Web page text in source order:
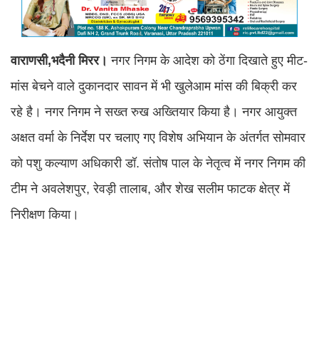
वाराणसी,भदैनी मिरर। नगर निगम के आदेश को ठेंगा दिखाते हुए मीट-
मांस बेचने वाले दुकानदार सावन में भी खुलेआम मांस की बिक्री कर
रहे है। नगर निगम ने सख्त रुख अख्तियार किया है। नगर आयुक्त
अक्षत वर्मा के निर्देश पर चलाए गए विशेष अभियान के अंतर्गत सोमवार
को पशु कल्याण अधिकारी डॉ. संतोष पाल के नेतृत्व में नगर निगम की
टीम ने अवलेशपुर, रेवड़ी तालाब, और शेख सलीम फाटक क्षेत्र में
निरीक्षण किया।